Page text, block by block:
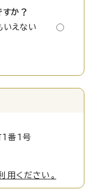
すか？
いえない
番1号
用ください。